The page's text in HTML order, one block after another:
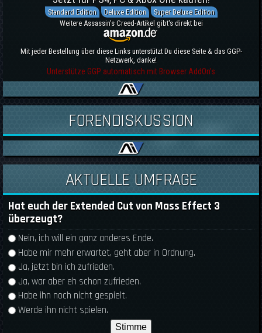
Standard Edition Deluxe Edition
Super Deluxe Edition
Weitere Assassin's Creed-Artikel gibt's direkt bei
Mit jeder Bestellung über diese Links unterstützt Du diese Seite & das GGP-
Netzwerk, danke!
Unterstütze GGP automatisch mit Browser AddOn's
FORENDISKUSSION
AKTUELLE UMFRAGE
Hat euch der Extended Cut von Mass Effect 3
überzeugt?
Auswahlmöglichkeiten
Nein, ich will ein ganz anderes Ende.
Habe mir mehr erwartet, geht aber in Ordnung.
Ja, jetzt bin ich zufrieden.
Ja, war aber eh schon zufrieden.
Habe ihn noch nicht gespielt.
Werde ihn nicht spielen.